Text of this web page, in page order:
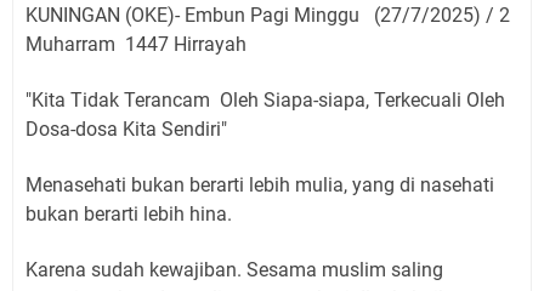
KUNINGAN (OKE)- Embun Pagi Minggu (27/7/2025) / 2
Muharram 1447 Hirrayah
"Kita Tidak Terancam Oleh Siapa-siapa, Terkecuali Oleh
Dosa-dosa Kita Sendiri"
Menasehati bukan berarti lebih mulia, yang di nasehati
bukan berarti lebih hina.
Karena sudah kewajiban. Sesama muslim saling